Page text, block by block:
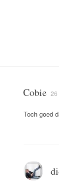
Cobie 26
Toch goed